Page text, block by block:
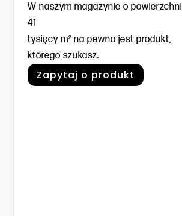
W naszym magazynie o powierzchni
41
tysięcy m² na pewno jest produkt,
którego szukasz.
Zapytaj o produkt